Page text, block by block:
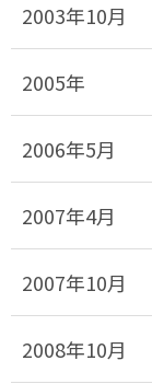
2003年10月
2005年
2006年5月
2007年4月
2007年10月
2008年10月